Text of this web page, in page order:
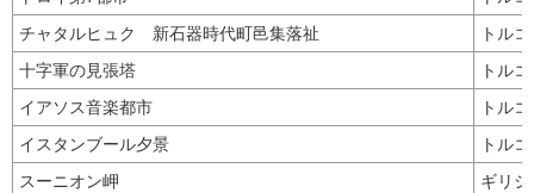
チャタルヒュク 新石器時代町邑集落祉
ト
十字軍の見張塔
ト
イアソス音楽都市
ト
イスタンブール夕景
ト
スーニオン岬
ギリ